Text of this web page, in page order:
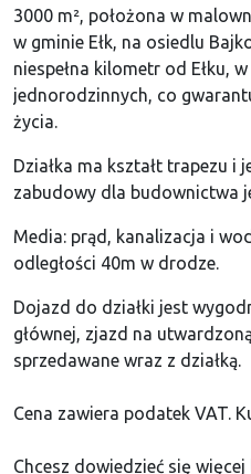
3000 m², położona w
w gminie Ełk, na osiedlu
niespełna kilometr od Ełku,
jednorodzinnych, co
życia.
Działka ma kształt trapezu i
zabudowy dla budownictwa
Media: prąd, kanalizacja i
odległości 40m w drodze.
Dojazd do działki jest
głównej, zjazd na
sprzedawane wraz z działką.
Cena zawiera podatek VAT.
Chcesz dowiedzieć się